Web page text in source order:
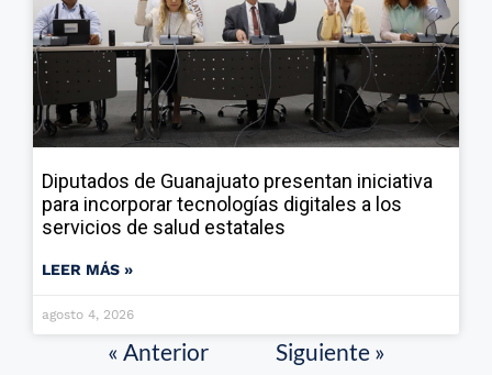
Diputados de Guanajuato presentan iniciativa
para incorporar tecnologías digitales a los
servicios de salud estatales
LEER MÁS »
agosto 4, 2026
« Anterior Siguiente »